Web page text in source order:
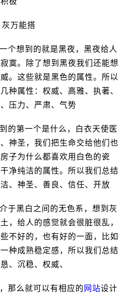
万能搭
个想到的就是黑夜，黑夜给人
寞。除了想到黑夜我们还能想
。这些就是黑色的属性。所以
种属性：权威、高雅、执著、
压力、严肃、气势
的第一个是什么，白衣天使医
神圣，我们把生命交给他们也
子为什么都喜欢用白色的瓷
净纯洁的属性。所以我们总结
、神圣、善良、信任、开放
于黑白之间的无色系，想到灰
，给人的感觉就会很脏很乱，
不好的，也有好的一面，比如
种成熟稳定感，所以我们总结
、沉稳、权威、
那么就可以有相应的 网站设计